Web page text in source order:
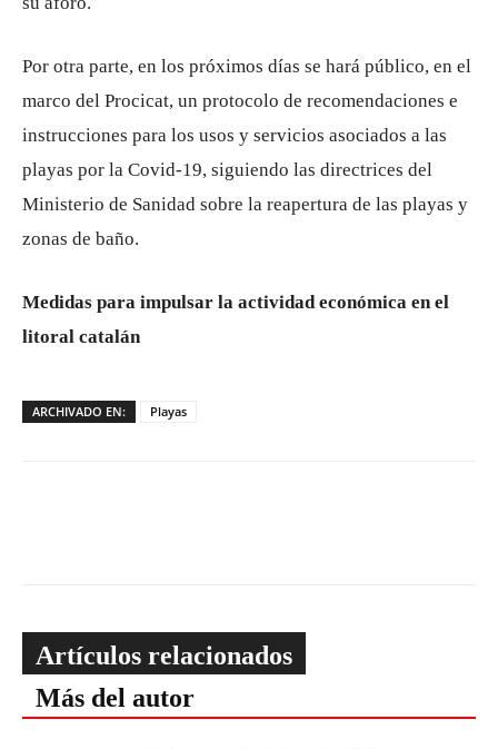
Por otra parte, en los próximos días se hará público, en el
marco del Procicat, un protocolo de recomendaciones e
instrucciones para los usos y servicios asociados a las
playas por la Covid-19, siguiendo las directrices del
Ministerio de Sanidad sobre la reapertura de las playas y
zonas de baño.
Medidas para impulsar la actividad económica en el
litoral catalán
ARCHIVADO EN: Playas
Artículos relacionados
Más del autor